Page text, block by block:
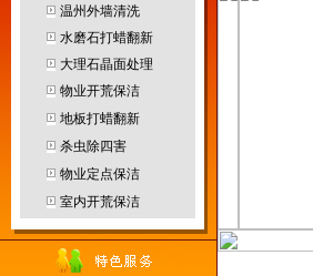
温州外墙清洗
水磨石打蜡翻新
大理石晶面处理
物业开荒保洁
地板打蜡翻新
杀虫除四害
物业定点保洁
室内开荒保洁
温州防水补漏
烟雾机